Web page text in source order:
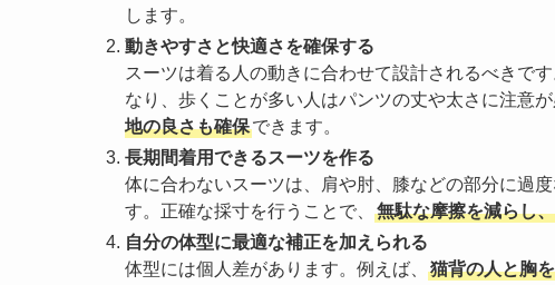
します。
動きやすさと快適さを確保する
スーツは着る人の動きに合わせて設計されるべきで
なり、歩くことが多い人はパンツの丈や太さに注意が
地の良さも確保できます。
長期間着用できるスーツを作る
体に合わないスーツは、肩や肘、膝などの部分に過
す。正確な採寸を行うことで、
無駄な摩擦を減らし
自分の体型に最適な補正を加えられる
体型には個人差があります。例えば、
猫背の人と胸